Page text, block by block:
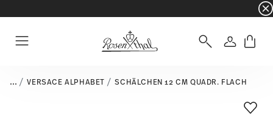
☀️ Summer SALE – noch mehr sparen:
... VERSACE ALPHABET SCHÄLCHEN 12 CM QUADR. FLACH
Add